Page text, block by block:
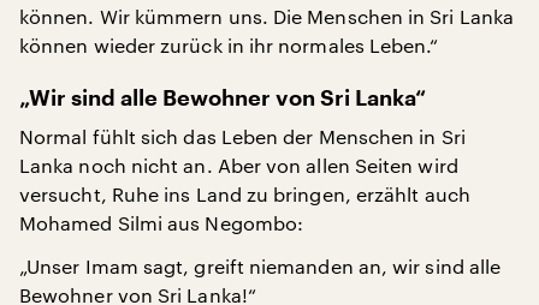
können. Wir kümmern uns. Die Menschen in Sri Lanka
können wieder zurück in ihr normales Leben.“
„Wir sind alle Bewohner von Sri Lanka“
Normal fühlt sich das Leben der Menschen in Sri
Lanka noch nicht an. Aber von allen Seiten wird
versucht, Ruhe ins Land zu bringen, erzählt auch
Mohamed Silmi aus Negombo:
„Unser Imam sagt, greift niemanden an, wir sind alle
Bewohner von Sri Lanka!“